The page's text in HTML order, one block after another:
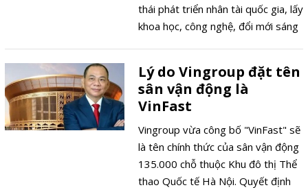
thái phát triển nhân tài quốc gia, lấy
khoa học, công nghệ, đổi mới sáng
quan trọng nhằm tạo nguồn nhân
lực chất lượng cao phục vụ các
ngành công nghệ chiến lược và
nâng cao năng lực cạnh tranh quốc
gia.
Lý do Vingroup đặt tên
sân vận động là
VinFast
Vingroup vừa công bố "VinFast" sẽ
là tên chính thức của sân vận động
135.000 chỗ thuộc Khu đô thị Thể
thao Quốc tế Hà Nội. Quyết định